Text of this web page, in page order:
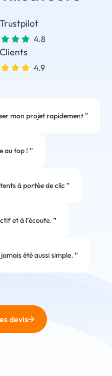
4.8
4.9
mon projet rapidement”
au top ! ”
à portée de clic”
et à l’écoute. ”
été aussi simple. ”
devis